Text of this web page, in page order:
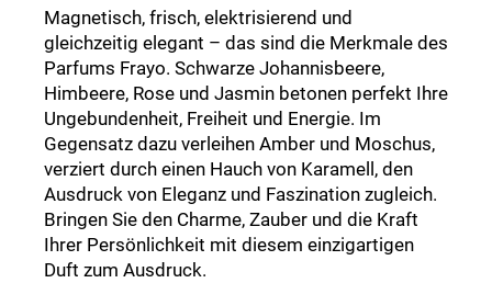
Magnetisch, frisch, elektrisierend und
gleichzeitig elegant – das sind die Merkmale des
Parfums Frayo. Schwarze Johannisbeere,
Himbeere, Rose und Jasmin betonen perfekt Ihre
Ungebundenheit, Freiheit und Energie. Im
Gegensatz dazu verleihen Amber und Moschus,
verziert durch einen Hauch von Karamell, den
Ausdruck von Eleganz und Faszination zugleich.
Bringen Sie den Charme, Zauber und die Kraft
Ihrer Persönlichkeit mit diesem einzigartigen
Duft zum Ausdruck.